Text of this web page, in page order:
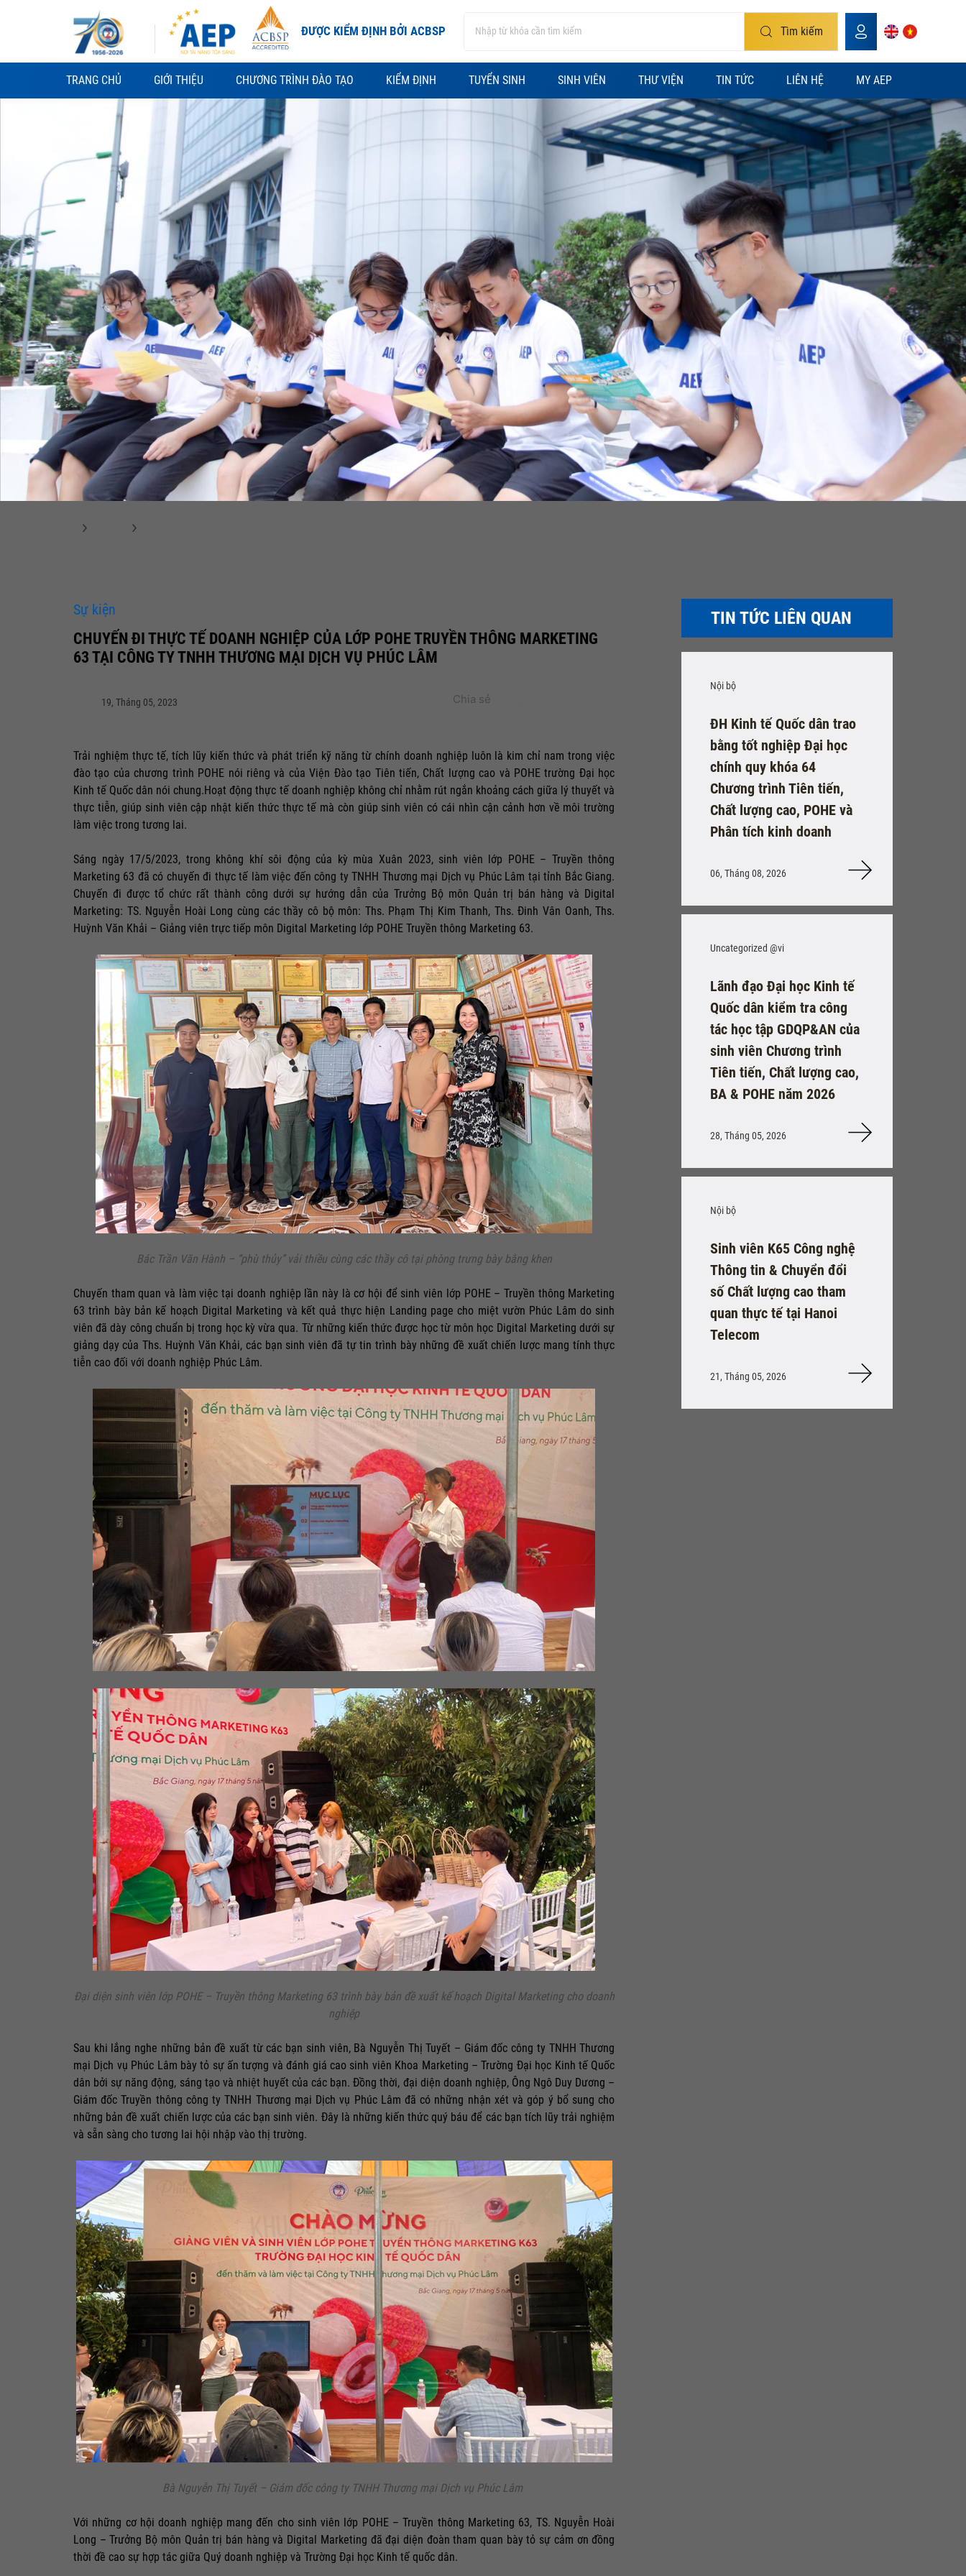
ĐƯỢC KIỂM ĐỊNH BỞI ACBSP Tìm kiếm
TRANG CHỦ GIỚI THIỆU CHƯƠNG TRÌNH ĐÀO TẠO KIỂM ĐỊNH TUYỂN SINH SINH VIÊN THƯ VIỆN TIN TỨC LIÊN HỆ MY AEP
Sự kiện
CHUYẾN ĐI THỰC TẾ DOANH NGHIỆP CỦA LỚP POHE TRUYỀN THÔNG MARKETING
63 TẠI CÔNG TY TNHH THƯƠNG MẠI DỊCH VỤ PHÚC LÂM
19, Tháng 05, 2023 Chia sẻ
Trải nghiệm thực tế, tích lũy kiến thức và phát triển kỹ năng từ chính doanh nghiệp luôn là kim chỉ nam trong việc
đào tạo của chương trình POHE nói riêng và của Viện Đào tạo Tiên tiến, Chất lượng cao và POHE trường Đại học
Kinh tế Quốc dân nói chung.Hoạt động thực tế doanh nghiệp không chỉ nhằm rút ngắn khoảng cách giữa lý thuyết và
thực tiễn, giúp sinh viên cập nhật kiến thức thực tế mà còn giúp sinh viên có cái nhìn cận cảnh hơn về môi trường
làm việc trong tương lai.
Sáng ngày 17/5/2023, trong không khí sôi động của kỳ mùa Xuân 2023, sinh viên lớp POHE – Truyền thông
Marketing 63 đã có chuyến đi thực tế làm việc đến công ty TNHH Thương mại Dịch vụ Phúc Lâm tại tỉnh Bắc Giang.
Chuyến đi được tổ chức rất thành công dưới sự hướng dẫn của Trưởng Bộ môn Quản trị bán hàng và Digital
Marketing: TS. Nguyễn Hoài Long cùng các thầy cô bộ môn: Ths. Phạm Thị Kim Thanh, Ths. Đinh Vân Oanh, Ths.
Huỳnh Văn Khải – Giảng viên trực tiếp môn Digital Marketing lớp POHE Truyền thông Marketing 63.
Bác Trần Văn Hành – “phù thủy” vải thiều cùng các thầy cô tại phòng trưng bày bằng khen
Chuyến tham quan và làm việc tại doanh nghiệp lần này là cơ hội để sinh viên lớp POHE – Truyền thông Marketing
63 trình bày bản kế hoạch Digital Marketing và kết quả thực hiện Landing page cho miệt vườn Phúc Lâm do sinh
viên đã dày công chuẩn bị trong học kỳ vừa qua. Từ những kiến thức được học từ môn học Digital Marketing dưới sự
giảng dạy của Ths. Huỳnh Văn Khải, các bạn sinh viên đã tự tin trình bày những đề xuất chiến lược mang tính thực
tiễn cao đối với doanh nghiệp Phúc Lâm.
Đại diện sinh viên lớp POHE – Truyền thông Marketing 63 trình bày bản đề xuất kế hoạch Digital Marketing cho doanh
nghiệp
Sau khi lắng nghe những bản đề xuất từ các bạn sinh viên, Bà Nguyễn Thị Tuyết – Giám đốc công ty TNHH Thương
mại Dịch vụ Phúc Lâm bày tỏ sự ấn tượng và đánh giá cao sinh viên Khoa Marketing – Trường Đại học Kinh tế Quốc
dân bởi sự năng động, sáng tạo và nhiệt huyết của các bạn. Đồng thời, đại diện doanh nghiệp, Ông Ngô Duy Dương –
Giám đốc Truyền thông công ty TNHH Thương mại Dịch vụ Phúc Lâm đã có những nhận xét và góp ý bổ sung cho
những bản đề xuất chiến lược của các bạn sinh viên. Đây là những kiến thức quý báu để các bạn tích lũy trải nghiệm
và sẵn sàng cho tương lai hội nhập vào thị trường.
Bà Nguyễn Thị Tuyết – Giám đốc công ty TNHH Thương mại Dịch vụ Phúc Lâm
Với những cơ hội doanh nghiệp mang đến cho sinh viên lớp POHE – Truyền thông Marketing 63, TS. Nguyễn Hoài
Long – Trưởng Bộ môn Quản trị bán hàng và Digital Marketing đã đại diện đoàn tham quan bày tỏ sự cảm ơn đồng
thời đề cao sự hợp tác giữa Quý doanh nghiệp và Trường Đại học Kinh tế quốc dân.
TIN TỨC LIÊN QUAN
Nội bộ
ĐH Kinh tế Quốc dân trao
bằng tốt nghiệp Đại học
chính quy khóa 64
Chương trình Tiên tiến,
Chất lượng cao, POHE và
Phân tích kinh doanh
06, Tháng 08, 2026
Uncategorized @vi
Lãnh đạo Đại học Kinh tế
Quốc dân kiểm tra công
tác học tập GDQP&AN của
sinh viên Chương trình
Tiên tiến, Chất lượng cao,
BA & POHE năm 2026
28, Tháng 05, 2026
Nội bộ
Sinh viên K65 Công nghệ
Thông tin & Chuyển đổi
số Chất lượng cao tham
quan thực tế tại Hanoi
Telecom
21, Tháng 05, 2026